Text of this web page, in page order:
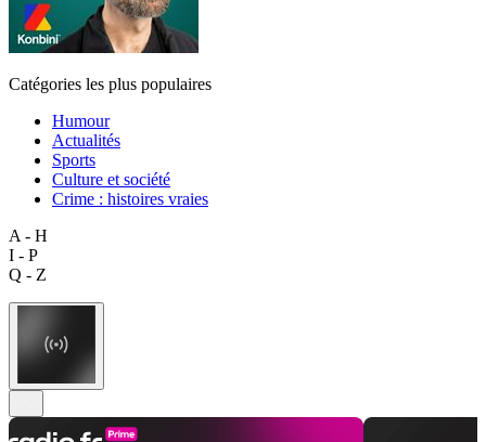
Catégories les plus populaires
Humour
Actualités
Sports
Culture et société
Crime : histoires vraies
A - H
I - P
Q - Z